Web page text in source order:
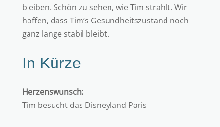
bleiben. Schön zu sehen, wie Tim strahlt. Wir
hoffen, dass Tim‘s Gesundheitszustand noch
ganz lange stabil bleibt.
In Kürze
Herzenswunsch:
Tim besucht das Disneyland Paris